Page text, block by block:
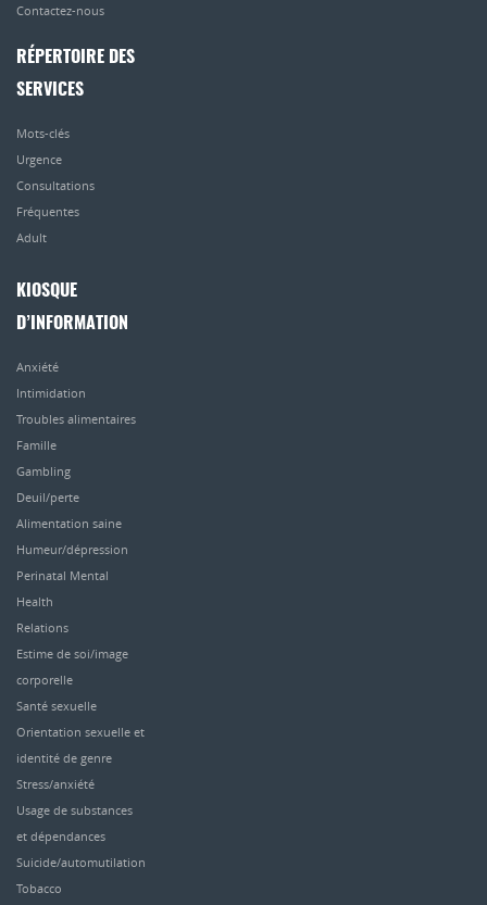
Contactez-nous
RÉPERTOIRE DES
SERVICES
Mots-clés
Urgence
Consultations
Fréquentes
Adult
KIOSQUE
D’INFORMATION
Anxiété
Intimidation
Troubles alimentaires
Famille
Gambling
Deuil/perte
Alimentation saine
Humeur/dépression
Perinatal Mental
Health
Relations
Estime de soi/image
corporelle
Santé sexuelle
Orientation sexuelle et
identité de genre
Stress/anxiété
Usage de substances
et dépendances
Suicide/automutilation
Tobacco